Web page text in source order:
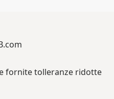
fornite tolleranze ridotte